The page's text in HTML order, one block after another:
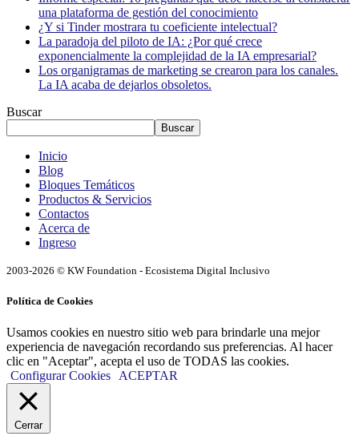
una plataforma de gestión del conocimiento
¿Y si Tinder mostrara tu coeficiente intelectual?
La paradoja del piloto de IA: ¿Por qué crece
exponencialmente la complejidad de la IA empresarial?
Los organigramas de marketing se crearon para los canales.
La IA acaba de dejarlos obsoletos.
Buscar
Buscar
Inicio
Blog
Bloques Temáticos
Productos & Servicios
Contactos
Acerca de
Ingreso
2003-2026 © KW Foundation - Ecosistema Digital Inclusivo
Política de Cookies
Usamos cookies en nuestro sitio web para brindarle una mejor
experiencia de navegación recordando sus preferencias. Al hacer
clic en "Aceptar", acepta el uso de TODAS las cookies.
Configurar Cookies
ACEPTAR
Cerrar